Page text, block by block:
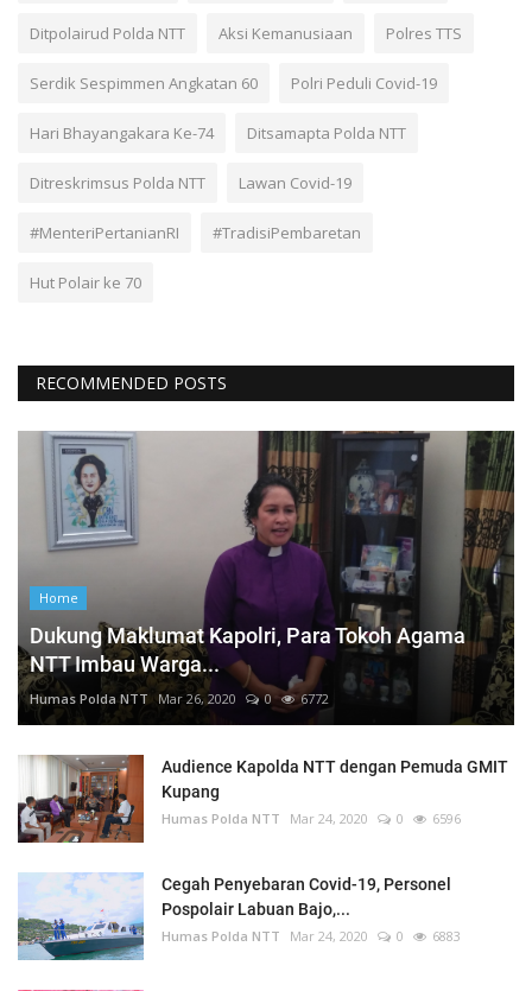
Ditpolairud Polda NTT Aksi Kemanusiaan Polres TTS
Serdik Sespimmen Angkatan 60 Polri Peduli Covid-19
Hari Bhayangakara Ke-74 Ditsamapta Polda NTT
Ditreskrimsus Polda NTT Lawan Covid-19
#MenteriPertanianRI #TradisiPembaretan
Hut Polair ke 70
RECOMMENDED POSTS
Home
Dukung Maklumat Kapolri, Para Tokoh Agama
NTT Imbau Warga...
Humas Polda NTT Mar 26, 2020 0 6772
Audience Kapolda NTT dengan Pemuda GMIT
Kupang
Humas Polda NTT Mar 24, 2020 0 6596
Cegah Penyebaran Covid-19, Personel
Pospolair Labuan Bajo,...
Humas Polda NTT Mar 24, 2020 0 6883